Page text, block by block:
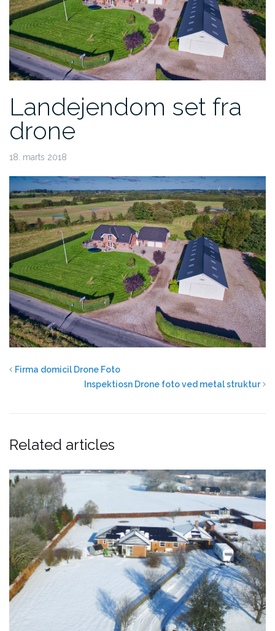
Landejendom set fra
drone
18. marts 2018
Firma domicil Drone Foto
Inspektiosn Drone foto ved metal struktur
Related articles